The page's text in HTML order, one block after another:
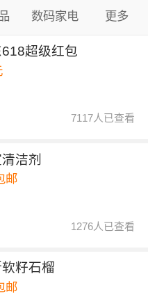
数码家电 更多
超级红包
7117人已查看
洁剂
邮
1276人已查看
籽石榴
邮